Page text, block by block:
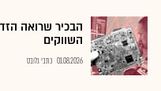
הבכיר שרואה
השווקים
01.08.2026 כתבי גלובס